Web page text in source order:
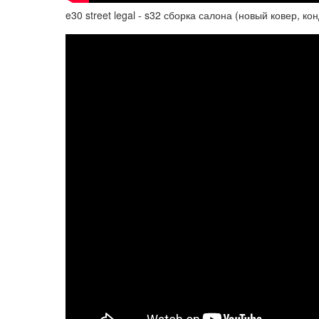
e30 street legal - s32 сборка салона (новый ковер,